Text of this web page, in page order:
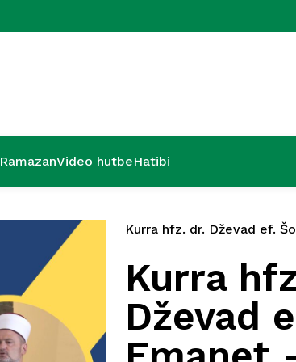
RamazanVideo hutbeHatibi
Kurra hfz. dr. Dževad ef.
Kurra
Dževad